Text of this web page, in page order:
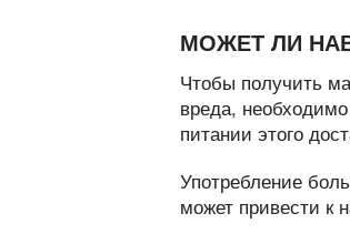
МОЖЕТ ЛИ
Чтобы получить
вреда,
питании этого
Употребление
может привести к